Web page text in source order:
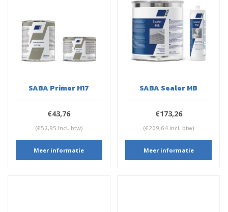
SABA Primer H17
€43,76
(€52,95 Incl. btw)
Meer informatie
SABA Sealer MB
€173,26
(€209,64 Incl. btw)
Meer informatie